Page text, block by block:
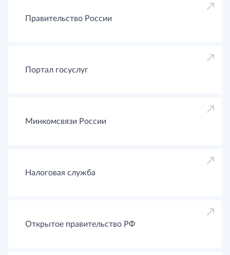
Правительство России
Портал госуслуг
Минкомсвязи России
Налоговая служба
Открытое правительство РФ